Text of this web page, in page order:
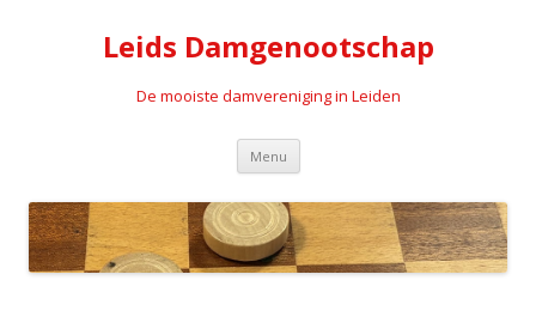
Leids Damgenootschap
De mooiste damvereniging in Leiden
Menu Spring naar de inhoud